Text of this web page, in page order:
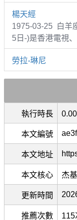
楊天經
1975-03-25 白羊
5日-)是香港電視、
勞拉-琳尼
執行時長
本文編號
本文地址
本文核心 杰
更新時間
推薦次數 115